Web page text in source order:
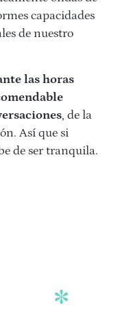
capacidades
de nuestro
las horas
, de la
Así que si
de ser tranquila.